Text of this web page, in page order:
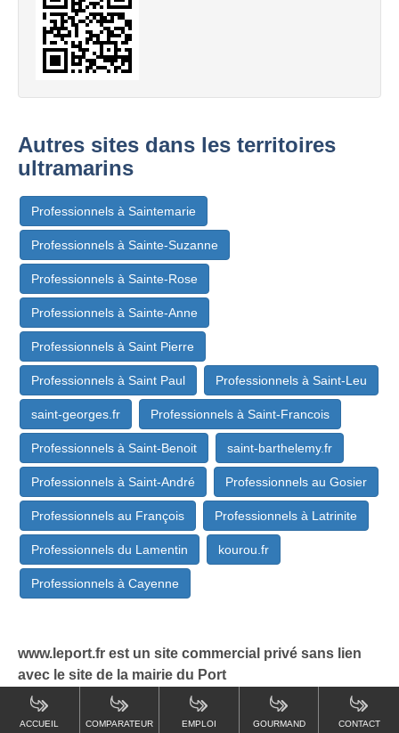
ACCUEIL COMPARATEUR EMPLOI GOURMAND CONTACT
Autres sites dans les territoires
ultramarins
Professionnels à Saintemarie
Professionnels à Sainte-Suzanne
Professionnels à Sainte-Rose
Professionnels à Sainte-Anne
Professionnels à Saint Pierre
Professionnels à Saint Paul Professionnels à Saint-Leu
saint-georges.fr Professionnels à Saint-Francois
Professionnels à Saint-Benoit saint-barthelemy.fr
Professionnels à Saint-André Professionnels au Gosier
Professionnels au François Professionnels à Latrinite
Professionnels du Lamentin kourou.fr
Professionnels à Cayenne
www.leport.fr est un site commercial privé sans lien
avec le site de la mairie du Port